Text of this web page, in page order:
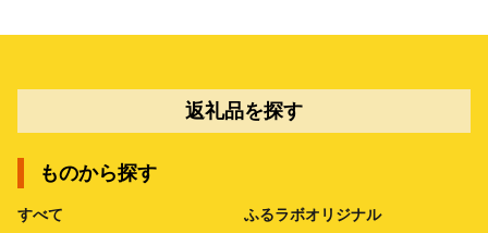
返礼品を探す
ものから探す
すべて ふるラボオリジナル